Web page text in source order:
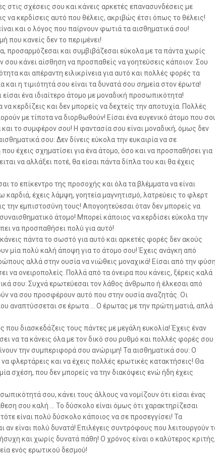
στις σχέσεις σου και κάνεις αρκετές επανασυνδέσεις με
να κερδίσεις αυτό που θέλεις, ακριβώς έτσι όπως το θέλεις!
και ο λόγος που παίρνουν φωτιά τα αισθηματικά σου!
που κανείς δεν το περιμένει!
προσαρμόζεσαι και συμβιβάζεσαι εύκολα με τα πάντα χωρίς
κάνει αίσθηση να προσπαθείς να γοητεύσεις κάποιον. Σου
και απέραντη ειλικρίνεια για αυτό και πολλές φορές τα
η τιμιότητά σου είναι τα δυνατά σου σημεία στον έρωτα!
ένα ιδιαίτερο άτομο με μοναδική προσωπικότητα!
κερδίζεις και δεν μπορείς να δεχτείς την αποτυχία. Πολλές
με τίποτα να διορθωθούν! Είσαι ένα ευγενικό άτομο που
το συμφέρον σου! Η φαντασία σου είναι μοναδική, όμως δεν
σου: Δεν δίνεις εύκολα την ευκαιρία να σε
έχεις σχηματίσει για ένα άτομο, όσο και να προσπαθήσει για
να αλλάξει ποτέ, θα είσαι πάντα δίπλα του και θα έχεις
το επίκεντρο της προσοχής και όλα τα βλέμματα να είναι
έχεις λάμψη, γοητεία μαγνητισμό, λατρεύεις το φλερτ
την εμπιστοσύνη τους! Απογοητεύεσαι όταν δεν μπορείς να
άτομο! Μπορεί κάποιος να κερδίσει εύκολα την
να προσπαθήσει πολύ για αυτό!
πάντα το σωστό για αυτό και αρκετές φορές δεν ακούς
μία πολύ καλή άποψη για το άτομο σου! Έχεις ανάγκη από
αλλά στην ουσία να νιώθεις μοναχικά! Είσαι από την φύση
ονειροπολείς. Πολλά από τα όνειρα που κάνεις, ξέρεις καλά
σου: Συχνά ερωτεύεσαι τον λάθος άνθρωπο ή έλκεσαι από
να σου προσφέρουν αυτό που στην ουσία αναζητάς. Οι
αναπτύσσεται σε έρωτα … Ο έρωτας με την πρώτη ματιά, απλά
διασκεδάζεις τους πάντες με μεγάλη ευκολία! Έχεις έναν
να τα κάνεις όλα με τον δικό σου ρυθμό και πολλές φορές σου
την συμπεριφορά σου ανώριμη! Τα αισθηματικά σου: Ο
φλερτάρεις και να έχεις πολλές ερωτικές κατακτήσεις! Θα
σχέση, που δεν μπορείς να την διακόψεις ενώ ήδη έχεις
σου, κάνει τους άλλους να νομίζουν ότι είσαι ένας
σου καλή … Το δύσκολο είναι όμως ότι χαρακτηρίζεσαι
είναι πολύ δύσκολο κάποιος να σε προσεγγίσει! Τα
είναι πολύ δυνατά! Επιλέγεις συντρόφους που λειτουργούν
και χωρίς δυνατά πάθη! Ο χρόνος είναι ο καλύτερος κριτής,
ενός ερωτικού δεσμού!